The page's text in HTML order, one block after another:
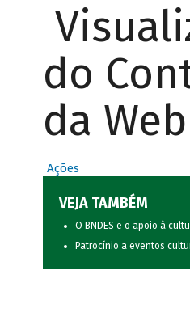
do
da Web
Ações
VEJA TAMBÉM
O BNDES e o apoio à
Patrocínio a eventos